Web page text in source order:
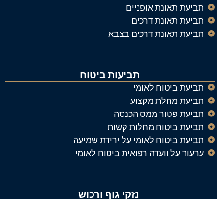
תביעת תאונת אופניים
תביעת תאונת דרכים
תביעת תאונת דרכים בצבא
תביעות ביטוח
תביעת ביטוח לאומי
תביעת מחלת מקצוע
תביעת פטור ממס הכנסה
תביעת ביטוח מחלות קשות
תביעת ביטוח לאומי על ירידת שמיעה
ערעור על וועדה רפואית ביטוח לאומי
נזקי גוף ורכוש